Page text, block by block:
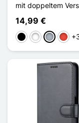
mit doppeltem
14,99 €
Schwarz
WeißGrauRot